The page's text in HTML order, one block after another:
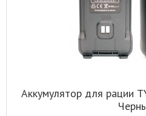
Аккумулятор для рации